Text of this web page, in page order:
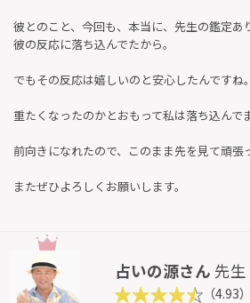
彼とのこと、今回も、本当に、先生の鑑定あ
彼の反応に落ち込んでたから。
でもその反応は嬉しいのと安心したんですね。
重たくなったのかとおもって私は落ち込んで
前向きになれたので、このまま先を見て頑張
またぜひよろしくお願いします。
占いの源さん 先生
（4.93）